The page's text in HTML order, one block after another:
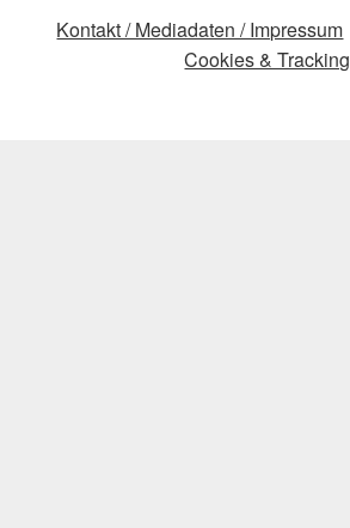
Kontakt / Mediadaten / Impressum
Cookies & Tracking